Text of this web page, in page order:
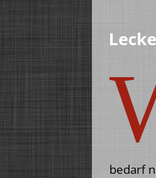
bedarf